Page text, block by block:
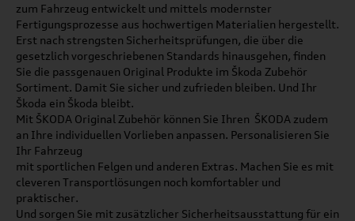
zum Fahrzeug entwickelt und mittels modernster
Fertigungsprozesse aus hochwertigen Materialien hergestellt.
Erst nach strengsten Sicherheitsprüfungen, die über die
gesetzlich vorgeschriebenen Standards hinausgehen, finden
Sie die passgenauen Original Produkte im Škoda Zubehör
Sortiment. Damit Sie sicher und zufrieden bleiben. Und Ihr
Škoda ein Škoda bleibt.
Mit ŠKODA Original Zubehör können Sie Ihren ŠKODA zudem
an Ihre individuellen Vorlieben anpassen. Personalisieren Sie
Ihr Fahrzeug
mit sportlichen Felgen und anderen Extras. Machen Sie es mit
cleveren Transportlösungen noch komfortabler und
praktischer.
Und sorgen Sie mit zusätzlicher Sicherheitsausstattung für ein